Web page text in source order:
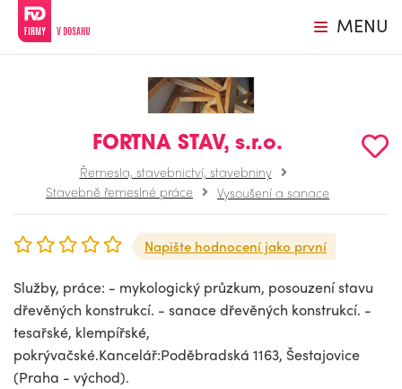
MENU
FORTNA STAV, s.r.o.
Řemesla, stavebnictví, stavebniny
Stavebně řemeslné práce
Vysoušení a sanace
Napište hodnocení jako první
Služby, práce: - mykologický průzkum, posouzení stavu
dřevěných konstrukcí. - sanace dřevěných konstrukcí. -
tesařské, klempířské,
pokrývačské.Kancelář:Poděbradská 1163, Šestajovice
(Praha - východ).